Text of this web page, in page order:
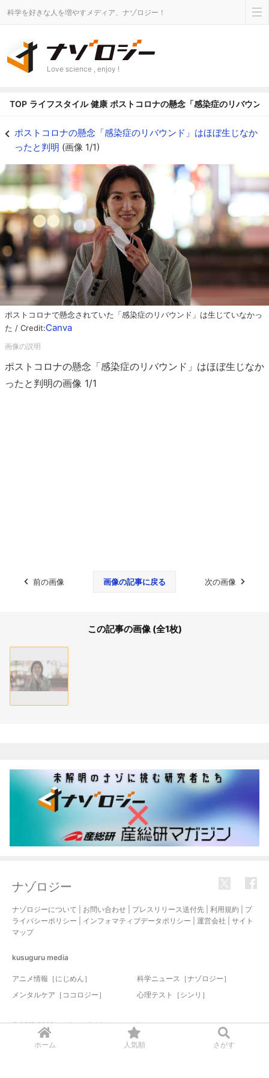
ホーム 人気順 さがす
科学を好きな人を増やすメディア、ナゾロジー！
Love science , enjoy !
TOP ライフスタイル 健康 ポストコロナの懸念「感染症のリバウン
ポストコロナの懸念「感染症のリバウンド」はほぼ生じなか
ったと判明 (画像 1/1)
ポストコロナで懸念されていた「感染症のリバウンド」は生じていなかっ
た / Credit:Canva
ポストコロナの懸念「感染症のリバウンド」はほぼ生じなか
ったと判明の画像 1/1
前の画像 画像の記事に戻る 次の画像
この記事の画像 (全1枚)
ナゾロジー
ナゾロジーについて お問い合わせ プレスリリース送付先 利用規約
プ
ライバシーポリシー
インフォマティブデータポリシー 運営会社
サイト
マップ
kusuguru media
アニメ情報［にじめん］
科学ニュース［ナゾロジー］
メンタルケア［ココロジー］
心理テスト［シンリ］
© 2017-2026 nazology. all rights reserved.